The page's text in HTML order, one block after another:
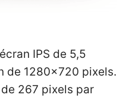
IPS de 5,5
de 1280×720 pixels.
267 pixels par